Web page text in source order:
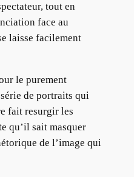
tout en
face au
laisse facilement
le purement
de portraits qui
fait resurgir les
qu’il sait masquer
de l’image qui